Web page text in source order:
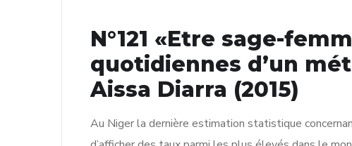
N°121 «Etre sage-
quotidiennes d’un
Aissa Diarra (2015)
Au Niger la dernière estimation statistique